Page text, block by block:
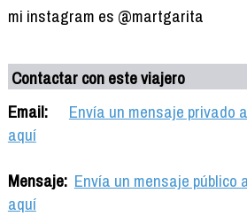
mi instagram es @martgarita
Contactar con este viajero
Email:
Envía un mensaje privado
aquí
Mensaje: Envía un mensaje
aquí